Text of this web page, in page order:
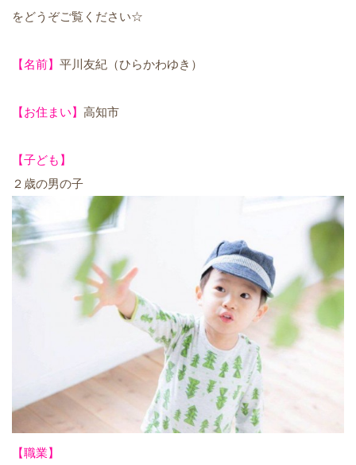
をどうぞご覧ください☆
【名前】 平川友紀（ひらかわゆき）
【お住まい】 高知市
【子ども】
２歳の男の子
【職業】